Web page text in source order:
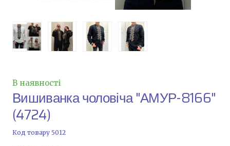
В наявності
Вишиванка чоловіча "АМУР-8166"
(4724)
Код товару 5012